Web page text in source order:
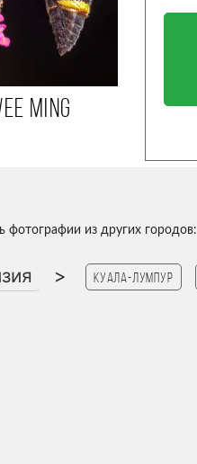
MING
фотографии из других городов:
> Куала-Лумпур